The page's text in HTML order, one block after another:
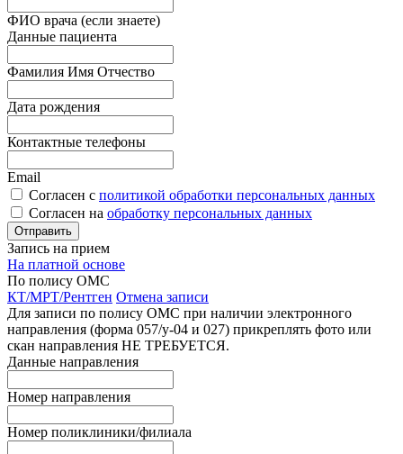
ФИО врача (если знаете)
Данные пациента
Фамилия Имя Отчество
Дата рождения
Контактные телефоны
Email
Согласен с политикой обработки персональных данных
Согласен на обработку персональных данных
Запись на прием
На платной основе
По полису ОМС
КТ/МРТ/Рентген Отмена записи
Для записи по полису ОМС при наличии электронного
направления (форма 057/у-04 и 027) прикреплять фото или
скан направления НЕ ТРЕБУЕТСЯ.
Данные направления
Номер направления
Номер поликлиники/филиала